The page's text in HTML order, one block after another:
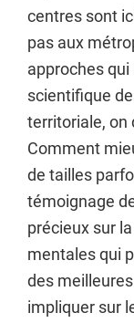
centres sont
pas aux
approches qui
scientifique
territoriale, on
Comment
de tailles
témoignage
précieux sur
mentales qui
des
impliquer sur